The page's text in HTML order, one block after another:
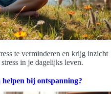
te verminderen en krijg inzicht
in je dagelijks leven.
helpen bij ontspanning?